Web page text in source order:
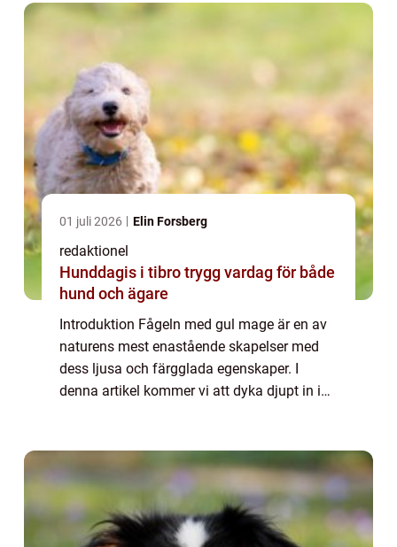
dess h...
01 juli 2026 Elin Forsberg
redaktionel
Hunddagis i tibro trygg vardag för både
hund och ägare
Introduktion Fågeln med gul mage är en av
naturens mest enastående skapelser med
dess ljusa och färgglada egenskaper. I
denna artikel kommer vi att dyka djupt in i